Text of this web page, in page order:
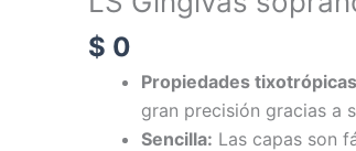
$ 0
Propiedades
gran precisión gracias a
Sencilla: Las capas son
cantidad